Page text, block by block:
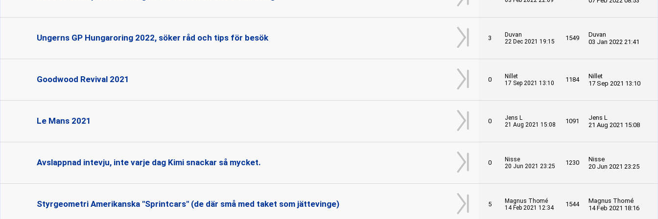
Ungerns GP Hungaroring 2022, söker råd och tips för besök 3
Duvan
22 Dec 2021 19:15
1549
Duvan
03 Jan 2022 21:41
Goodwood Revival 2021 0
Nillet
17 Sep 2021 13:10
1184
Nillet
17 Sep 2021 13:10
Le Mans 2021 0
Jens L
21 Aug 2021 15:08
1091
Jens L
21 Aug 2021 15:08
Avslappnad intevju, inte varje dag Kimi snackar så mycket. 0
Nisse
20 Jun 2021 23:25
1230
Nisse
20 Jun 2021 23:25
Styrgeometri Amerikanska "Sprintcars" (de där små med taket som jättevinge) 5
Magnus Thomé
14 Feb 2021 12:34
1544
Magnus Thomé
14 Feb 2021 18:16